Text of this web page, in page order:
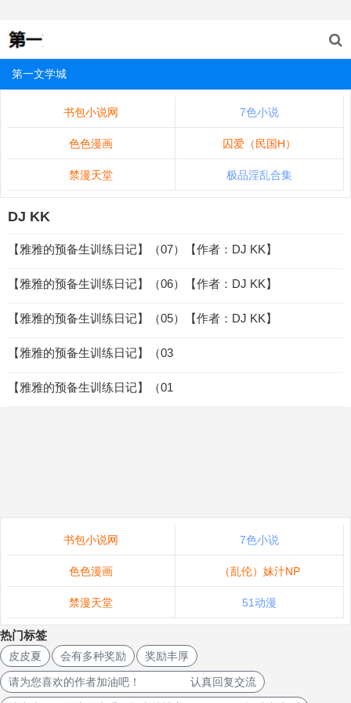
第一文学城
书包小说网 7色小说
色色漫画 囚爱（民国H）
禁漫天堂 极品淫乱合集
DJ KK
【雅雅的预备生训练日记】（07）【作者：DJ KK】
【雅雅的预备生训练日记】（06）【作者：DJ KK】
【雅雅的预备生训练日记】（05）【作者：DJ KK】
【雅雅的预备生训练日记】（03
【雅雅的预备生训练日记】（01
书包小说网 7色小说
色色漫画 （乱伦）妹汁NP
禁漫天堂 51动漫
热门标签
皮皮夏 会有多种奖励 奖励丰厚
请为您喜欢的作者加油吧！ 认真回复交流